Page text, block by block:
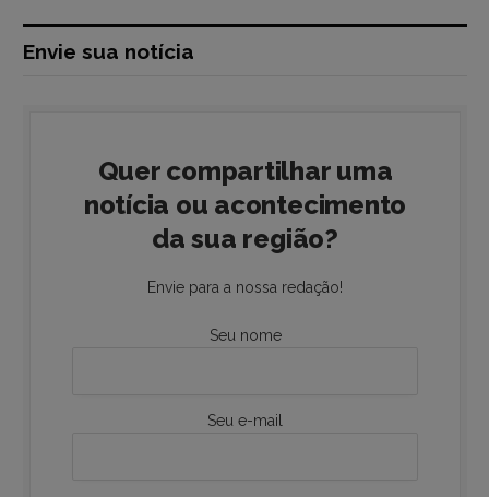
Envie sua notícia
Quer compartilhar uma
notícia ou acontecimento
da sua região?
Envie para a nossa redação!
Seu nome
Seu e-mail